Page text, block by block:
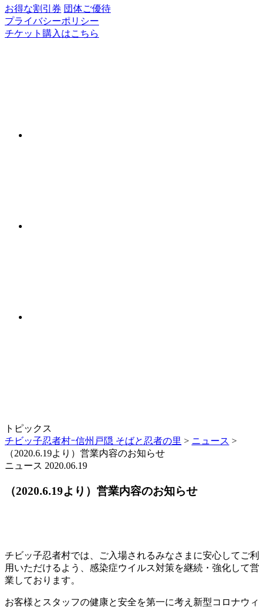
お得な割引券 団体ご優待
プライバシーポリシー
チケット購入はこちら
トピックス
チビッ子忍者村ｰ信州戸隠 そばと忍者の里 > ニュース >
（2020.6.19より）営業内容のお知らせ
ニュース 2020.06.19
（2020.6.19より）営業内容のお知らせ
チビッ子忍者村では、ご入場されるみなさまに安心してご利
用いただけるよう、感染症ウイルス対策を継続・強化して営
業しております。
お客様とスタッフの健康と安全を第一に考え新型コロナウィ